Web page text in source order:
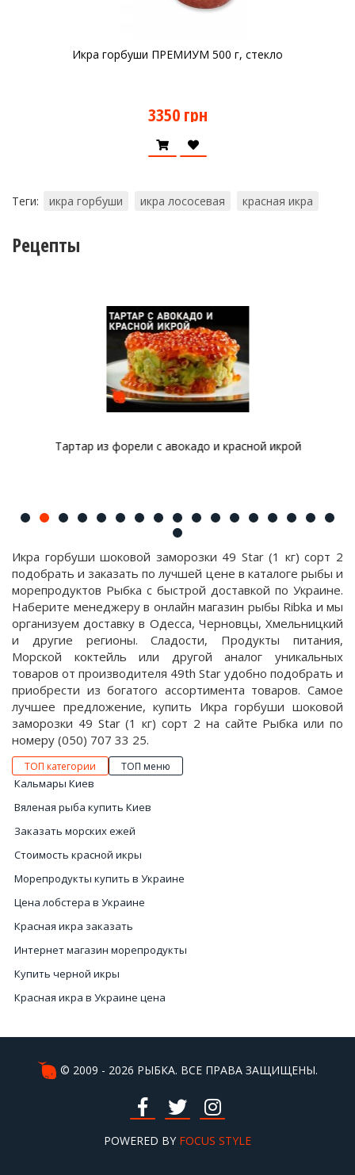
Икра горбуши ПРЕМИУМ 500 г, стекло
3350 грн
Теги: икра горбуши икра лососевая красная икра
Рецепты
Тартар из форели с авокадо и красной икрой
Икра горбуши шоковой заморозки 49 Star (1 кг) сорт 2
подобрать и заказать по лучшей цене в каталоге рыбы и
морепродуктов Рыбка с быстрой доставкой по Украине.
Наберите менеджеру в онлайн магазин рыбы Ribka и мы
организуем доставку в Одесса, Черновцы, Хмельницкий
и другие регионы. Сладости, Продукты питания,
Морской коктейль или другой аналог уникальных
товаров от производителя 49th Star удобно подобрать и
приобрести из богатого ассортимента товаров. Самое
лучшее предложение, купить Икра горбуши шоковой
заморозки 49 Star (1 кг) сорт 2 на сайте Рыбка или по
номеру (050) 707 33 25.
ТОП категории ТОП меню
Кальмары Киев
Вяленая рыба купить Киев
Заказать морских ежей
Стоимость красной икры
Морепродукты купить в Украине
Цена лобстера в Украине
Красная икра заказать
Интернет магазин морепродукты
Купить черной икры
Красная икра в Украине цена
Цена морского коктейля
Коктейль с морепродуктов
Красная икра рыбы
© 2009 - 2026 РЫБКА. ВСЕ ПРАВА ЗАЩИЩЕНЫ.
POWERED BY FOCUS STYLE